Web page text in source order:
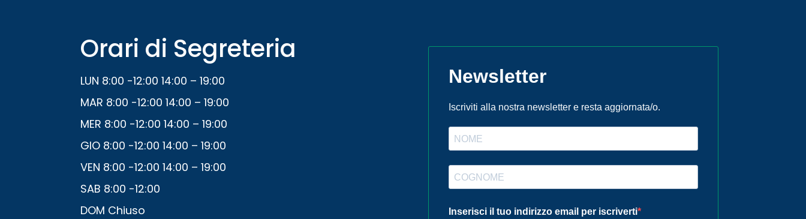
Orari di Segreteria
LUN 8:00 -12:00 14:00 – 19:00
MAR 8:00 -12:00 14:00 – 19:00
MER 8:00 -12:00 14:00 – 19:00
GIO 8:00 -12:00 14:00 – 19:00
VEN 8:00 -12:00 14:00 – 19:00
SAB 8:00 -12:00
DOM Chiuso
Newsletter
Iscriviti alla nostra newsletter e resta aggiornata/o.
Inserisci il tuo indirizzo email per iscriverti